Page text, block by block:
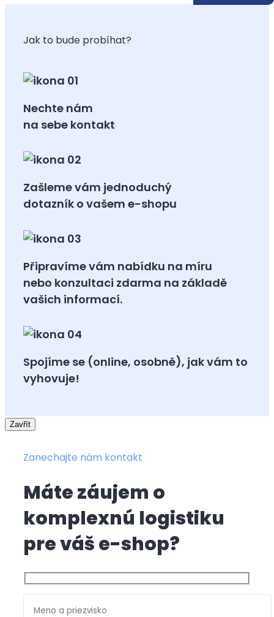
Jak to bude probíhat?
Nechte nám
na sebe kontakt
Zašleme vám jednoduchý
dotazník o vašem e-shopu
Připravíme vám nabídku na míru
nebo konzultaci zdarma na základě
vašich informací.
Spojíme se (online, osobně), jak vám to
vyhovuje!
Zavřít
Zanechajte nám kontakt
Máte záujem o
komplexnú logistiku
pre váš e-shop?